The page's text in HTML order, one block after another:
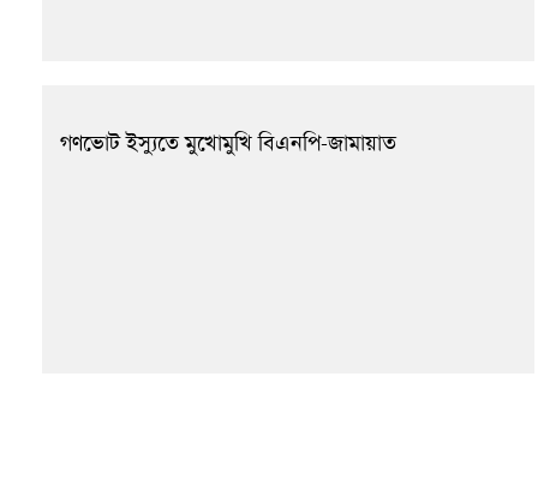
গণভোট ইস্যুতে মুখোমুখি বিএনপি-জামায়াত